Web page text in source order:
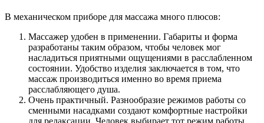
В механическом приборе для массажа много плюсов:
Массажер удобен в применении. Габариты и форма
разработаны таким образом, чтобы человек мог
насладиться приятными ощущениями в расслабленном
состоянии. Удобство изделия заключается в том, что
массаж производиться именно во время приема
расслабляющего душа.
Очень практичный. Разнообразие режимов работы со
сменными насадками создают комфортные настройки
для релаксации. Человек выбирает тот режим работы